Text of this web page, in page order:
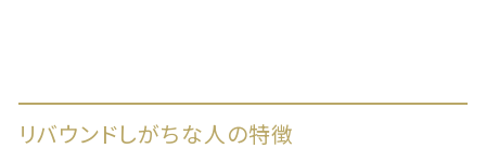
リバウンドしがちな人の特徴